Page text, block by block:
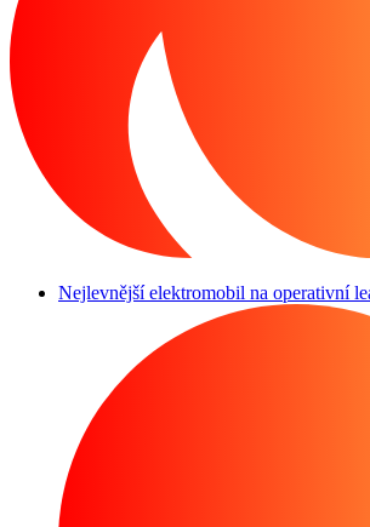
Nejlevnější elektromobil na operativní